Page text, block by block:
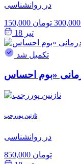
در روانشناسی
300,000 تومان
تیر 18
تکمیل شد
نازنین پوررجب
در روانشناسی
850,000 تومان